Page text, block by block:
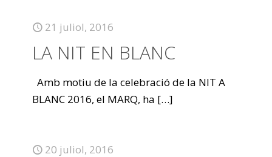
21 juliol, 2016
LA NIT EN BLANC
Amb motiu de la celebració de la NIT A
BLANC 2016, el MARQ, ha […]
20 juliol, 2016